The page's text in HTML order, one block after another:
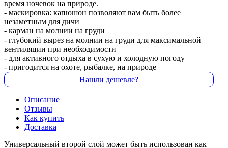
время ночевок на природе.
- маскировка: капюшон позволяют вам быть более
незаметным для дичи
- карман на молнии на груди
- глубокий вырез на молнии на груди для максимальной
вентиляции при необходимости
- для активного отдыха в сухую и холодную погоду
- пригодится на охоте, рыбалке, на природе
Нашли дешевле?
Описание
Отзывы
Как купить
Доставка
Универсальный второй слой может быть использован как